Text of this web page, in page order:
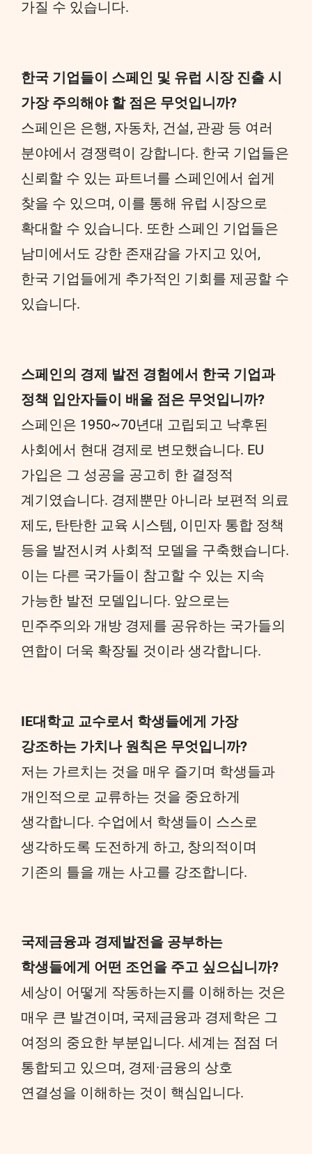
가질 수 있습니다.
한국 기업들이 스페인 및 유럽 시장 진출 시
가장 주의해야 할 점은 무엇입니까?
스페인은 은행, 자동차, 건설, 관광 등 여러
분야에서 경쟁력이 강합니다. 한국 기업들은
신뢰할 수 있는 파트너를 스페인에서 쉽게
찾을 수 있으며, 이를 통해 유럽 시장으로
확대할 수 있습니다. 또한 스페인 기업들은
남미에서도 강한 존재감을 가지고 있어,
한국 기업들에게 추가적인 기회를 제공할 수
있습니다.
스페인의 경제 발전 경험에서 한국 기업과
정책 입안자들이 배울 점은 무엇입니까?
스페인은 1950~70년대 고립되고 낙후된
사회에서 현대 경제로 변모했습니다. EU
가입은 그 성공을 공고히 한 결정적
계기였습니다. 경제뿐만 아니라 보편적 의료
제도, 탄탄한 교육 시스템, 이민자 통합 정책
등을 발전시켜 사회적 모델을 구축했습니다.
이는 다른 국가들이 참고할 수 있는 지속
가능한 발전 모델입니다. 앞으로는
민주주의와 개방 경제를 공유하는 국가들의
연합이 더욱 확장될 것이라 생각합니다.
IE대학교 교수로서 학생들에게 가장
강조하는 가치나 원칙은 무엇입니까?
저는 가르치는 것을 매우 즐기며 학생들과
개인적으로 교류하는 것을 중요하게
생각합니다. 수업에서 학생들이 스스로
생각하도록 도전하게 하고, 창의적이며
기존의 틀을 깨는 사고를 강조합니다.
국제금융과 경제발전을 공부하는
학생들에게 어떤 조언을 주고 싶으십니까?
세상이 어떻게 작동하는지를 이해하는 것은
매우 큰 발견이며, 국제금융과 경제학은 그
여정의 중요한 부분입니다. 세계는 점점 더
통합되고 있으며, 경제·금융의 상호
연결성을 이해하는 것이 핵심입니다.